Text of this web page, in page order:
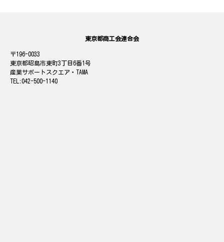
東京都商工会連合会
196-0033
東京都昭島市東町3丁目6番1号
産業サポートスクエア・TAMA
042-500-1140